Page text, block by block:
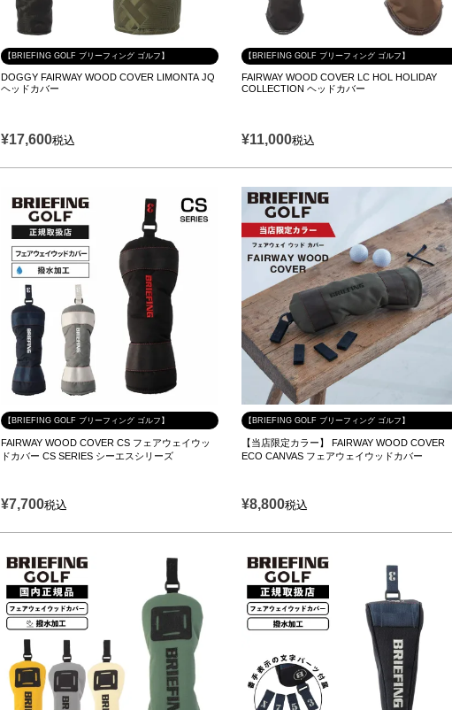
【BRIEFING GOLF ブリーフィング ゴルフ】
DOGGY FAIRWAY WOOD COVER LIMONTA JQ
ヘッドカバー
¥17,600税込
【BRIEFING GOLF ブリーフィング ゴルフ】
FAIRWAY WOOD COVER LC HOL HOLIDAY
COLLECTION ヘッドカバー
¥11,000税込
【BRIEFING GOLF ブリーフィング ゴルフ】
FAIRWAY WOOD COVER CS フェアウェイウッ
ドカバー CS SERIES シーエスシリーズ
¥7,700税込
【BRIEFING GOLF ブリーフィング ゴルフ】
【当店限定カラー】 FAIRWAY WOOD COVER
ECO CANVAS フェアウェイウッドカバー
¥8,800税込